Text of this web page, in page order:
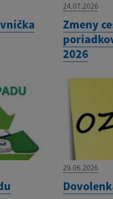
24.07.2026
Zmeny
2026
29.06.2026